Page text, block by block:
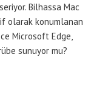
Bilhassa Mac
olarak konumlanan
Microsoft Edge,
sunuyor mu?